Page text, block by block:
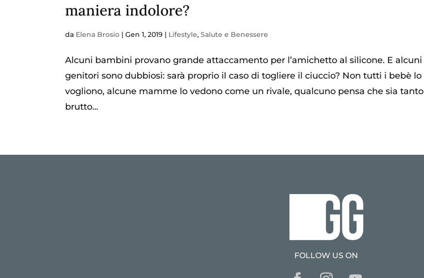
maniera indolore?
da Elena Brosio |Gen 1, 2019 | Lifestyle,Salute e Benessere
Alcuni bambini provano grande attaccamento per l’amichetto al silicone. E alcuni
genitori sono dubbiosi: sarà proprio il caso di togliere il ciuccio? Non tutti i bebè lo
vogliono, alcune mamme lo vedono come un rivale, qualcuno pensa che sia tanto
brutto...
FOLLOW US ON